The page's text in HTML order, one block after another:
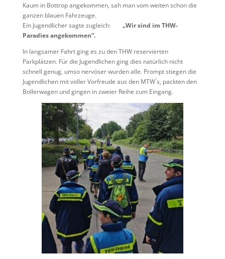
Kaum in Bottrop angekommen, sah man vom weiten schon die
ganzen blauen Fahrzeuge.
Ein Jugendlicher sagte zugleich:
„Wir sind im THW-
Paradies angekommen“.
In langsamer Fahrt ging es zu den THW reservierten
Parkplätzen. Für die Jugendlichen ging dies natürlich nicht
schnell genug, umso nervöser wurden alle. Prompt stiegen die
Jugendlichen mit voller Vorfreude aus den MTW ́s, packten den
Bollerwagen und gingen in zweier Reihe zum Eingang.